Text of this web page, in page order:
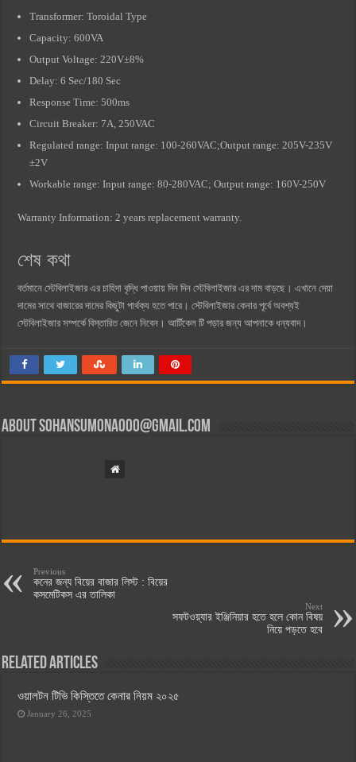
Transformer: Toroidal Type
Capacity: 600VA
Output Voltage: 220V±8%
Delay: 6 Sec/180 Sec
Response Time: 500ms
Circuit Breaker: 7A, 250VAC
Regulated range: Input range: 100-260VAC;Output range: 205V-235V
±2V
Workable range: Input range: 80-280VAC; Output range: 160V-250V
Warranty Information: 2 years replacement warranty.
শেষ কথা
বর্তমানে স্টেবিলাইজার এর চাহিদা বৃদ্ধি পাওয়ায় দিন দিন স্টেবিলাইজার এর দাম বাড়ছে। এখানে দেয়া
দামের সাথে বাজারের দামের কিছুটা পার্থক্য হতে পারে। স্টেবিলাইজার কেনার পূর্বে অবশ্যই
স্টেবিলাইজার সম্পর্কে বিস্তারিত জেনে নিবেন। আর্টিকেল টি পড়ার জন্য আপনাকে ধন্যবাদ।
Aboutsohansumona000@gmail.com
Previous
কনের জন্য বিয়ের বাজার লিস্ট : বিয়ের
কসমেটিকস এর তালিকা
Next
সফটওয়্যার ইঞ্জিনিয়ার হতে হলে কোন বিষয়
নিয়ে পড়তে হবে
Related Articles
ওয়ালটন টিভি কিস্তিতে কেনার নিয়ম ২০২৫
January 26, 2025